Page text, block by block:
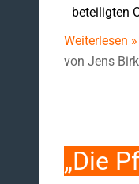
beteiligten
Weiterlesen »
von Jens
„Die